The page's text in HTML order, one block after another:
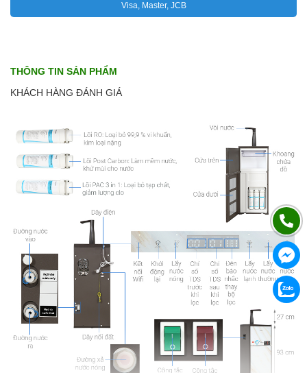
Visa, Master, JCB
THÔNG TIN SẢN PHẨM
KHÁCH HÀNG ĐÁNH GIÁ